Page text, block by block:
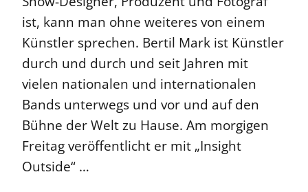
ist, kann man ohne weiteres von einem
Künstler sprechen. Bertil Mark ist Künstler
durch und durch und seit Jahren mit
vielen nationalen und internationalen
Bands unterwegs und vor und auf den
Bühne der Welt zu Hause. Am morgigen
Freitag veröffentlicht er mit „Insight
Outside“ …